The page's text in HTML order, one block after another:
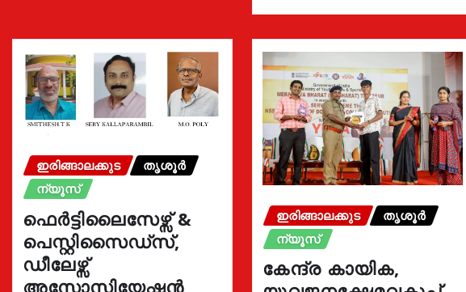
ഇരിങ്ങാലക്കുട
തൃശൂർ
ന്യൂസ്
ഫെർട്ടിലൈസേഴ്സ് &
പെസ്റ്റിസൈഡ്സ്,
ഡീലേഴ്സ്
അസോസിയേഷൻ
ഇരിങ്ങാലക്കുട
തൃശൂർ
ന്യൂസ്
കേന്ദ്ര കായിക,